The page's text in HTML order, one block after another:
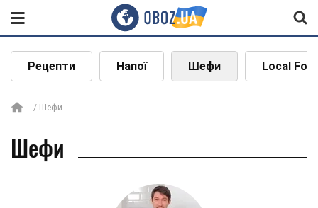
Рецепти Напої Шефи Local
Шефи
Шефи